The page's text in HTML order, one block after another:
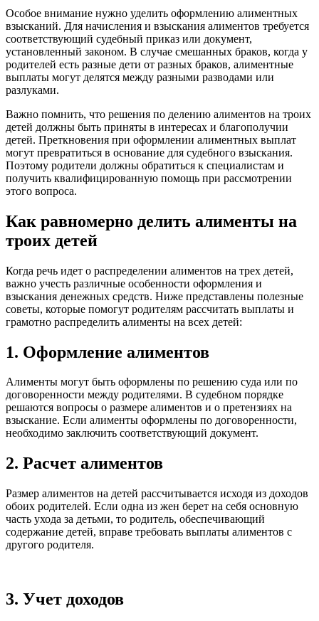
Особое внимание нужно уделить оформлению алиментных
взысканий. Для начисления и взыскания алиментов требуется
соответствующий судебный приказ или документ,
установленный законом. В случае смешанных браков, когда у
родителей есть разные дети от разных браков, алиментные
выплаты могут делятся между разными разводами или
разлуками.
Важно помнить, что решения по делению алиментов на троих
детей должны быть приняты в интересах и благополучии
детей. Преткновения при оформлении алиментных выплат
могут превратиться в основание для судебного взыскания.
Поэтому родители должны обратиться к специалистам и
получить квалифицированную помощь при рассмотрении
этого вопроса.
Как равномерно делить алименты на
троих детей
Когда речь идет о распределении алиментов на трех детей,
важно учесть различные особенности оформления и
взыскания денежных средств. Ниже представлены полезные
советы, которые помогут родителям рассчитать выплаты и
грамотно распределить алименты на всех детей:
1. Оформление алиментов
Алименты могут быть оформлены по решению суда или по
договоренности между родителями. В судебном порядке
решаются вопросы о размере алиментов и о претензиях на
взыскание. Если алименты оформлены по договоренности,
необходимо заключить соответствующий документ.
2. Расчет алиментов
Размер алиментов на детей рассчитывается исходя из доходов
обоих родителей. Если одна из жен берет на себя основную
часть ухода за детьми, то родитель, обеспечивающий
содержание детей, вправе требовать выплаты алиментов с
другого родителя.
3. Учет доходов